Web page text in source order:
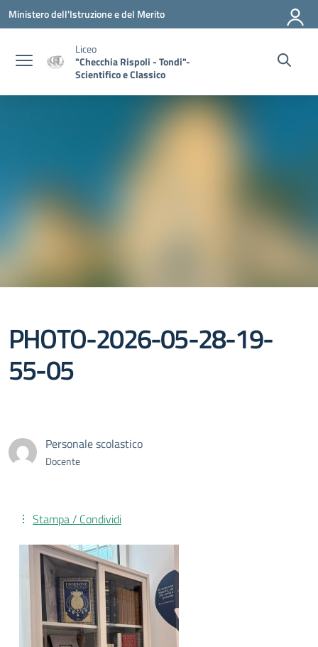
Vai ai contenuti
Vai al menu di navigazione
Vai al footer
Ministero dell'Istruzione e del Merito
Liceo
"Checchia Rispoli - Tondi"-
Scientifico e Classico
PHOTO-2026-05-28-19-
55-05
Personale scolastico
Docente
Stampa / Condividi